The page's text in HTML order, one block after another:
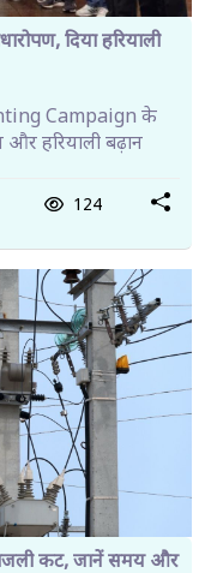
दिया हरियाली
Campaign के
और हरियाली बढ़ान
124
कट, जानें समय और